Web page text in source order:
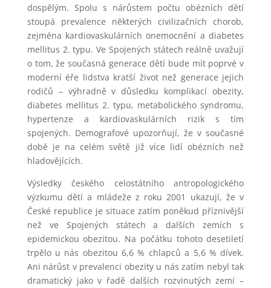
dospělým. Spolu s nárůstem počtu obézních dětí
stoupá prevalence některých civilizačních chorob,
zejména kardiovaskulárních onemocnění a diabetes
mellitus 2. typu. Ve Spojených státech reálně uvažují
o tom, že současná generace dětí bude mít poprvé v
moderní éře lidstva kratší život než generace jejich
rodičů – výhradně v důsledku komplikací obezity,
diabetes mellitus 2. typu, metabolického syndromu,
hypertenze a kardiovaskulárních rizik s tím
spojených. Demografové upozorňují, že v současné
době je na celém světě již více lidí obézních než
hladovějících.
Výsledky českého celostátního antropologického
výzkumu dětí a mládeže z roku 2001 ukazují, že v
České republice je situace zatím poněkud příznivější
než ve Spojených státech a dalších zemích s
epidemickou obezitou. Na počátku tohoto desetiletí
trpělo u nás obezitou 6,6 % chlapců a 5,6 % dívek.
Ani nárůst v prevalenci obezity u nás zatím nebyl tak
dramatický jako v řadě dalších rozvinutých zemí –